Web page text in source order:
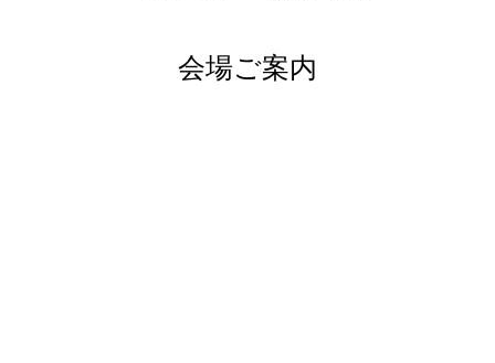
会場ご案内